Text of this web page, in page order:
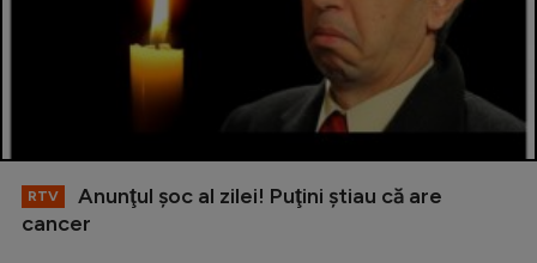
RTV
Anunţul şoc al zilei! Puţini ştiau că are
cancer